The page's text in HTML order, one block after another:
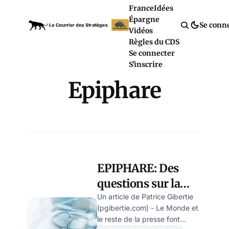
FranceIdées
Épargne
Vidéos
Règles du CDS
Se connecter
S'inscrire
Se
Epiphare
EPIPHARE: Des
questions sur la
fameuse étude de
Véran qui justifie
Un article de Patrice Gibertie
(pgibertie.com) - Le Monde et
le reste de la presse font